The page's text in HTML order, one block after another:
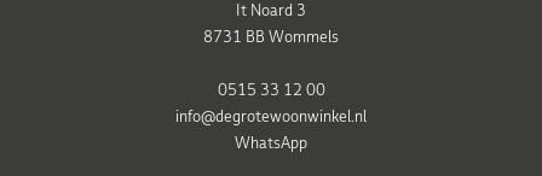
It Noard 3
8731 BB Wommels
0515 33 12 00
info@degrotewoonwinkel.nl
WhatsApp